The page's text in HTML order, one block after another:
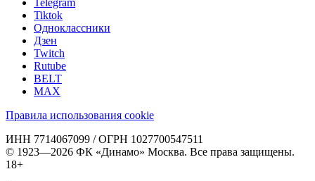
Tiktok
Одноклассники
Дзен
Twitch
Rutube
BELT
MAX
Правила использования cookie
ИНН 7714067099 / ОГРН 1027700547511
© 1923—2026 ФК «Динамо» Москва. Все права защищены.
18+